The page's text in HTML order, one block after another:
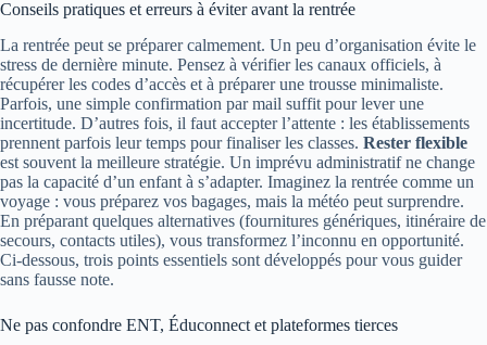
Conseils pratiques et erreurs à éviter avant la rentrée
La rentrée peut se préparer calmement. Un peu d’organisation évite le
stress de dernière minute. Pensez à vérifier les canaux officiels, à
récupérer les codes d’accès et à préparer une trousse minimaliste.
Parfois, une simple confirmation par mail suffit pour lever une
incertitude. D’autres fois, il faut accepter l’attente : les établissements
prennent parfois leur temps pour finaliser les classes. Rester flexible
est souvent la meilleure stratégie. Un imprévu administratif ne change
pas la capacité d’un enfant à s’adapter. Imaginez la rentrée comme un
voyage : vous préparez vos bagages, mais la météo peut surprendre.
En préparant quelques alternatives (fournitures génériques, itinéraire de
secours, contacts utiles), vous transformez l’inconnu en opportunité.
Ci‑dessous, trois points essentiels sont développés pour vous guider
sans fausse note.
Ne pas confondre ENT, Éduconnect et plateformes tierces